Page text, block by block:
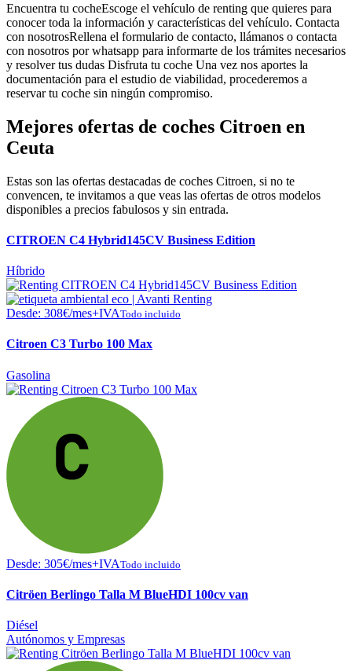
Encuentra tu cocheEscoge el vehículo de renting que quieres para
conocer toda la información y características del vehículo. Contacta
con nosotrosRellena el formulario de contacto, llámanos o contacta
con nosotros por whatsapp para informarte de los trámites necesarios
y resolver tus dudas Disfruta tu coche Una vez nos aportes la
documentación para el estudio de viabilidad, procederemos a
reservar tu coche sin ningún compromiso.
Mejores ofertas de coches Citroen en
Ceuta
Estas son las ofertas destacadas de coches Citroen, si no te
convencen, te invitamos a que veas las ofertas de otros modelos
disponibles a precios fabulosos y sin entrada.
CITROEN C4 Hybrid145CV Business Edition
Híbrido
Desde: 308€/mes+IVATodo incluido
Citroen C3 Turbo 100 Max
Gasolina
Desde: 305€/mes+IVATodo incluido
Citröen Berlingo Talla M BlueHDI 100cv van
Diésel
Autónomos y Empresas